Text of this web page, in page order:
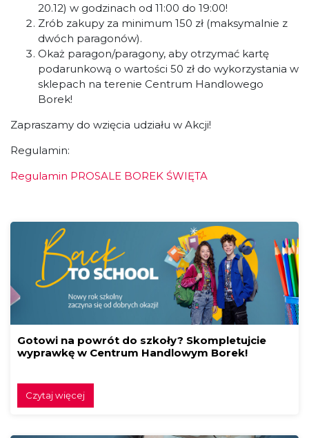
20.12) w godzinach od 11:00 do 19:00!
Zrób zakupy za minimum 150 zł (maksymalnie z
dwóch paragonów).
Okaż paragon/paragony, aby otrzymać kartę
podarunkową o wartości 50 zł do wykorzystania w
sklepach na terenie Centrum Handlowego
Borek!
Zapraszamy do wzięcia udziału w Akcji!
Regulamin:
Regulamin PROSALE BOREK ŚWIĘTA
Gotowi na powrót do szkoły? Skompletujcie
wyprawkę w Centrum Handlowym Borek!
Czytaj więcej